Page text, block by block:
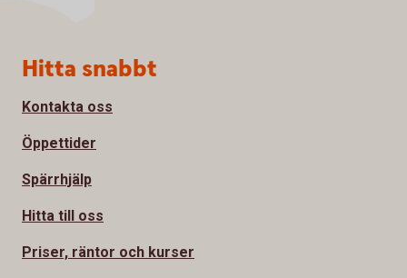
Sidfot
Hitta snabbt
Kontakta oss
Öppettider
Spärrhjälp
Hitta till oss
Priser, räntor och kurser